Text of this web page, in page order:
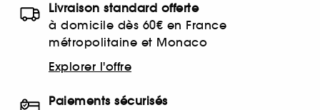
Livraison standard offerte
à domicile dès 60€ en France
métropolitaine et Monaco
Explorer l'offre
Paiements sécurisés